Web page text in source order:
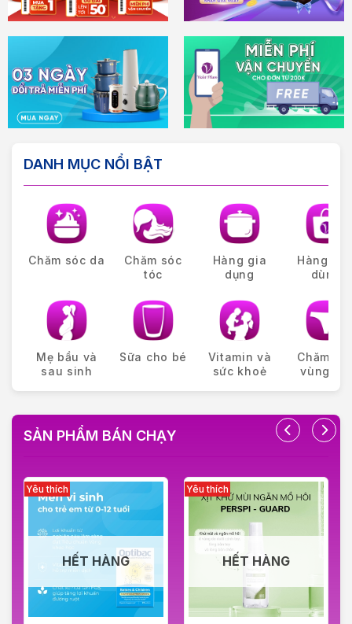
DANH MỤC NỔI BẬT
Chăm sóc da
Mẹ bầu và
sau sinh
Chăm sóc
tóc
Sữa cho bé
Hàng gia
dụng
Vitamin và
sức khoẻ
Hàng
dùng
Chăm
vùng kín
SẢN PHẨM BÁN CHẠY
HẾT HÀNG HẾT HÀNG